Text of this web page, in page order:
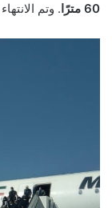
60 مترًا
. وتم